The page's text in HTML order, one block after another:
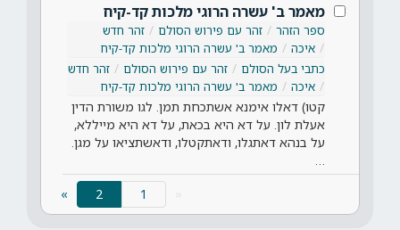
מאמר ב' עשרה הרוגי מלכות קד-קיח
ספר הזהר זהר עם פירוש הסולם
זהר חדש
איכה
מאמר ב' עשרה הרוגי מלכות קד-קיח
כתבי בעל הסולם
זהר עם פירוש הסולם
זהר חדש
איכה
מאמר ב' עשרה הרוגי מלכות קד-קיח
קטו) דאלו אימנא אשתכחת תמן. לגו משורת הדין
אעלת לון. על דא היא בכאת, על דא היא מייללא,
על בנהא דאתגלו, ודאתקטלו, ודאשתציאו על מגן.
2
»